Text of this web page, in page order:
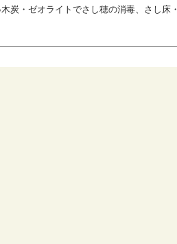
木炭・ゼオライトでさし穂の消毒、さし床